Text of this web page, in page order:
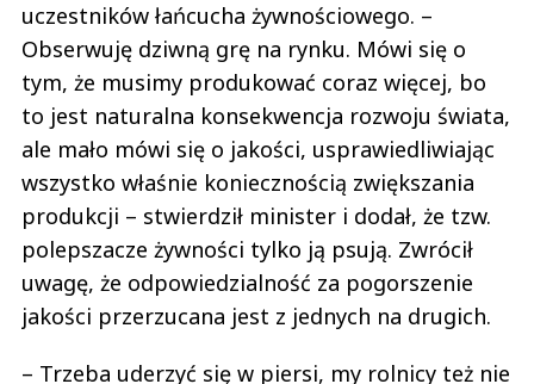
uczestników łańcucha żywnościowego. –
Obserwuję dziwną grę na rynku. Mówi się o
tym, że musimy produkować coraz więcej, bo
to jest naturalna konsekwencja rozwoju świata,
ale mało mówi się o jakości, usprawiedliwiając
wszystko właśnie koniecznością zwiększania
produkcji – stwierdził minister i dodał, że tzw.
polepszacze żywności tylko ją psują. Zwrócił
uwagę, że odpowiedzialność za pogorszenie
jakości przerzucana jest z jednych na drugich.
– Trzeba uderzyć się w piersi, my rolnicy też nie